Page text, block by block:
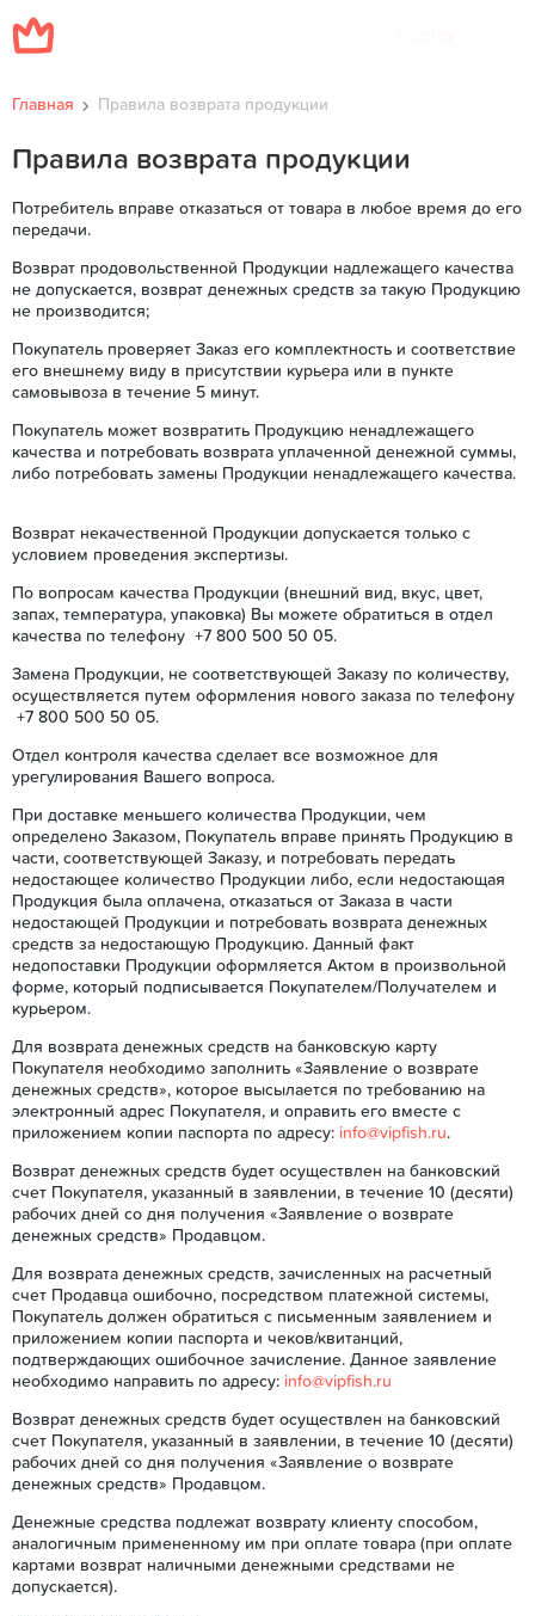
Главная Правила возврата продукции
Правила возврата продукции
Потребитель вправе отказаться от товара в любое время до его
передачи.
Возврат продовольственной Продукции надлежащего качества
не допускается, возврат денежных средств за такую Продукцию
не производится;
Покупатель проверяет Заказ его комплектность и соответствие
его внешнему виду в присутствии курьера или в пункте
самовывоза в течение 5 минут.
Покупатель может возвратить Продукцию ненадлежащего
качества и потребовать возврата уплаченной денежной суммы,
либо потребовать замены Продукции ненадлежащего качества.
Возврат некачественной Продукции допускается только с
условием проведения экспертизы.
По вопросам качества Продукции (внешний вид, вкус, цвет,
запах, температура, упаковка) Вы можете обратиться в отдел
качества по телефону +7 800 500 50 05.
Замена Продукции, не соответствующей Заказу по количеству,
осуществляется путем оформления нового заказа по телефону
+7 800 500 50 05.
Отдел контроля качества сделает все возможное для
урегулирования Вашего вопроса.
При доставке меньшего количества Продукции, чем
определено Заказом, Покупатель вправе принять Продукцию в
части, соответствующей Заказу, и потребовать передать
недостающее количество Продукции либо, если недостающая
Продукция была оплачена, отказаться от Заказа в части
недостающей Продукции и потребовать возврата денежных
средств за недостающую Продукцию. Данный факт
недопоставки Продукции оформляется Актом в произвольной
форме, который подписывается Покупателем/Получателем и
курьером.
Для возврата денежных средств на банковскую карту
Покупателя необходимо заполнить «Заявление о возврате
денежных средств», которое высылается по требованию на
электронный адрес Покупателя, и оправить его вместе с
приложением копии паспорта по адресу: info@vipfish.ru.
Возврат денежных средств будет осуществлен на банковский
счет Покупателя, указанный в заявлении, в течение 10 (десяти)
рабочих дней со дня получения «Заявление о возврате
денежных средств» Продавцом.
Для возврата денежных средств, зачисленных на расчетный
счет Продавца ошибочно, посредством платежной системы,
Покупатель должен обратиться с письменным заявлением и
приложением копии паспорта и чеков/квитанций,
подтверждающих ошибочное зачисление. Данное заявление
необходимо направить по адресу: info@vipfish.ru
Возврат денежных средств будет осуществлен на банковский
счет Покупателя, указанный в заявлении, в течение 10 (десяти)
рабочих дней со дня получения «Заявление о возврате
денежных средств» Продавцом.
Денежные средства подлежат возврату клиенту способом,
аналогичным примененному им при оплате товара (при оплате
картами возврат наличными денежными средствами не
допускается).